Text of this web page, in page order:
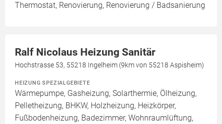
Thermostat, Renovierung, Renovierung / Badsanierung
Ralf Nicolaus Heizung Sanitär
Hochstrasse 53, 55218 Ingelheim (9km von 55218 Aspisheim)
HEIZUNG SPEZIALGEBIETE
Wärmepumpe, Gasheizung, Solarthermie, Ölheizung,
Pelletheizung, BHKW, Holzheizung, Heizkörper,
Fußbodenheizung, Badezimmer, Wohnraumlüftung,